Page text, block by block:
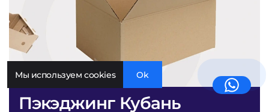
Пэкэджинг Кубань
Мы используем cookies Ok